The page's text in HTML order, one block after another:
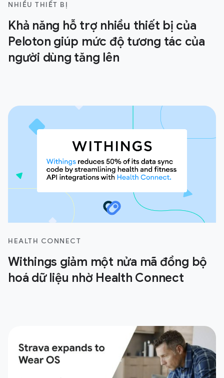
NHIỀU THIẾT BỊ
Khả năng hỗ trợ nhiều thiết bị của
Peloton giúp mức độ tương tác của
người dùng tăng lên
HEALTH CONNECT
Withings giảm một nửa mã đồng bộ
hoá dữ liệu nhờ Health Connect